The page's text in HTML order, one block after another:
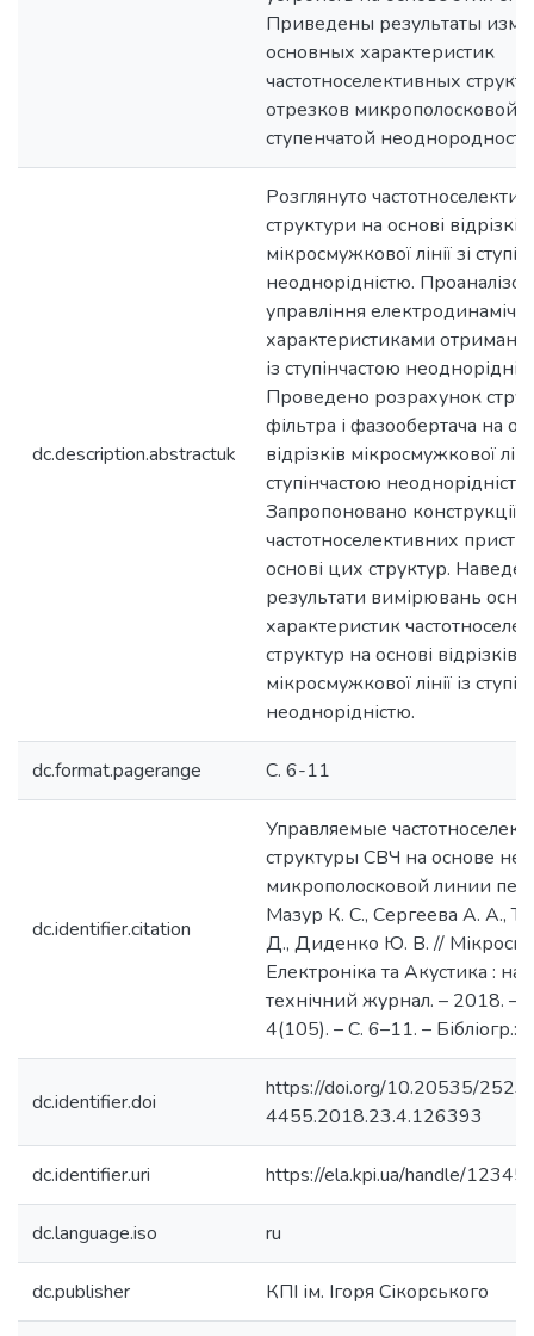
Приведены результаты
основных характеристик
частотноселективных
отрезков микрополосковой
ступенчатой
dc.description.abstractuk
Розглянуто
структури на основі відрізків
мікросмужкової лінії зі
неоднорідністю.
управління
характеристиками
із ступінчастою
Проведено розрахунок
фільтра і фазообертача на
відрізків мікросмужкової
ступінчастою неоднорідністю.
Запропоновано конструкції
частотноселективних
основі цих структур.
результати вимірювань
характеристик
структур на основі відрізків
мікросмужкової лінії із
неоднорідністю.
dc.format.pagerange С. 6-11
dc.identifier.citation
Управляемые
структуры СВЧ на основе
микрополосковой линии
Мазур К. С., Сергеева А. А.,
Д., Диденко Ю. В. //
Електроніка та Акустика :
технічний журнал. – 2018. –
4(105). – С. 6–11. – Бібліогр.:
dc.identifier.doi
https://doi.org/10.20535/2523-
4455.2018.23.4.126393
dc.identifier.uri https://ela.kpi.ua/handle/
dc.language.iso ru
dc.publisher КПІ ім. Ігоря Сікорського